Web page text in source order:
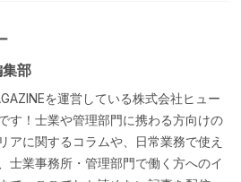
集部
を運営している株式会社ヒュー
す！士業や管理部門に携わる方向けの
アに関するコラムや、日常業務で使え
士業事務所・管理部門で働く方へのイ